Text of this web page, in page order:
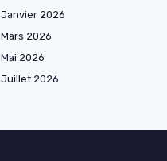
Janvier 2026
Mars 2026
Mai 2026
Juillet 2026